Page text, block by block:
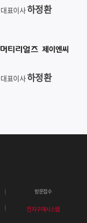
대표이사하정환
대표이사하정환
방문접수
전자구매시스템